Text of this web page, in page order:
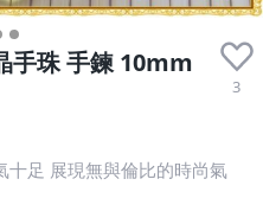
手珠 手鍊 10mm
3
十足 展現無與倫比的時尚氣